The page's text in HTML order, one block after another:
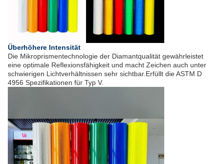
Überhöhere Intensität
Die Mikroprismentechnologie der Diamantqualität gewährleistet
eine optimale Reflexionsfähigkeit und macht Zeichen auch unter
schwierigen Lichtverhältnissen sehr sichtbar. Erfüllt die ASTM D
4956 Spezifikationen für Typ V.